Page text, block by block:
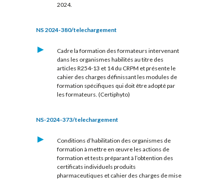
2024.
NS 2024-380/telechargement
Cadre la formation des formateurs intervenant
dans les organismes habilités au titre des
articles R254-13 et 14 du CRPM et présente le
cahier des charges définissant les modules de
formation spécifiques qui doit être adopté par
les formateurs. (Certiphyto)
NS-2024-373/telechargement
Conditions d’habilitation des organismes de
formation à mettre en œuvre les actions de
formation et tests préparant à l’obtention des
certificats individuels produits
pharmaceutiques et cahier des charges de mise